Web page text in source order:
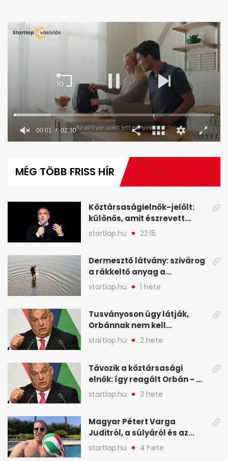
minutes,
00:02 02:30
MÉG TÖBB FRISS HÍR
Köztársaságielnök-jelölt:
különös, amit észrevett
Török Gábor - A hét
legfontosabb hírei
startlap.hu 22:15
Dermesztő látvány: szivárog
a rákkeltő anyag a
kiszáradó Dunába
Budapesten - A hét
képekben
startlap.hu 1 hete
Tusványoson úgy látják,
Orbánnak nem kell
változtatnia - A hét
legfontosabb hírei
startlap.hu 2 hete
Távozik a köztársasági
elnök: így reagált Orbán - A
hét legfontosabb hírei
képekben
startlap.hu 3 hete
Magyar Pétert Varga
Juditról, a súlyáról és az
alvásidejéről is faggatták a
Redditen, sok kérdésre sírva
startlap.hu 4 hete